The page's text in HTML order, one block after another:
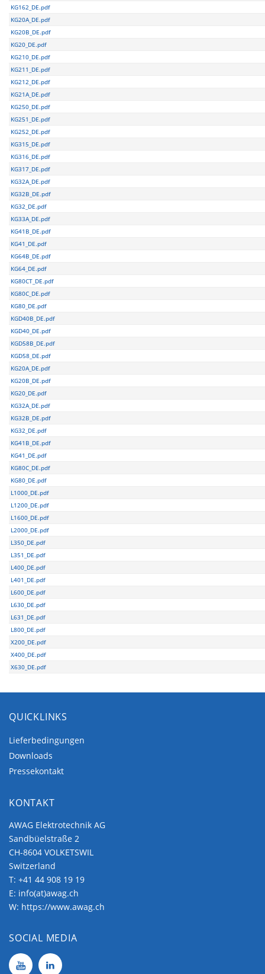
KG162_DE.pdf
KG20A_DE.pdf
KG20B_DE.pdf
KG20_DE.pdf
KG210_DE.pdf
KG211_DE.pdf
KG212_DE.pdf
KG21A_DE.pdf
KG250_DE.pdf
KG251_DE.pdf
KG252_DE.pdf
KG315_DE.pdf
KG316_DE.pdf
KG317_DE.pdf
KG32A_DE.pdf
KG32B_DE.pdf
KG32_DE.pdf
KG33A_DE.pdf
KG41B_DE.pdf
KG41_DE.pdf
KG64B_DE.pdf
KG64_DE.pdf
KG80CT_DE.pdf
KG80C_DE.pdf
KG80_DE.pdf
KGD40B_DE.pdf
KGD40_DE.pdf
KGD58B_DE.pdf
KGD58_DE.pdf
KG20A_DE.pdf
KG20B_DE.pdf
KG20_DE.pdf
KG32A_DE.pdf
KG32B_DE.pdf
KG32_DE.pdf
KG41B_DE.pdf
KG41_DE.pdf
KG80C_DE.pdf
KG80_DE.pdf
L1000_DE.pdf
L1200_DE.pdf
L1600_DE.pdf
L2000_DE.pdf
L350_DE.pdf
L351_DE.pdf
L400_DE.pdf
L401_DE.pdf
L600_DE.pdf
L630_DE.pdf
L631_DE.pdf
L800_DE.pdf
X200_DE.pdf
X400_DE.pdf
X630_DE.pdf
QUICKLINKS
Lieferbedingungen
Downloads
Pressekontakt
KONTAKT
AWAG Elektrotechnik AG
Sandbüelstraße 2
CH-8604 VOLKETSWIL
Switzerland
T: +41 44 908 19 19
E: info(at)awag.ch
W: https://www.awag.ch
SOCIAL MEDIA